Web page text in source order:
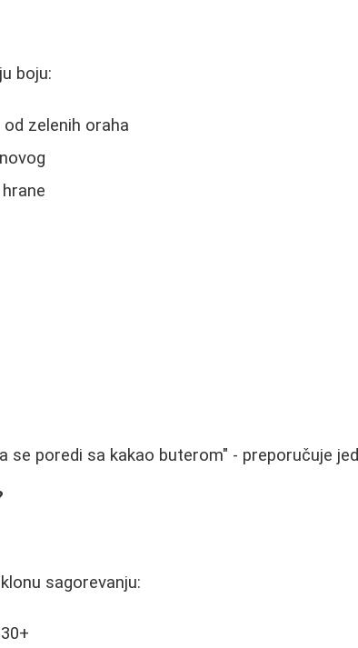
boju:
zelenih oraha
se poredi sa kakao buterom" - preporučuje
sagorevanju: